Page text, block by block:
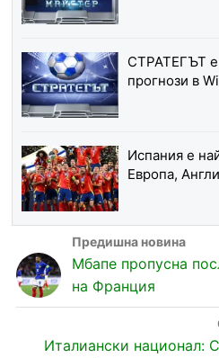
СТРАТЕГЪТ е
прогнози в
Испания е
Европа,
Мбапе пропусна
на Франция
Италиански национал: